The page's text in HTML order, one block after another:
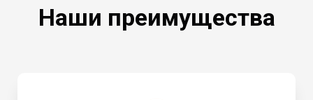
Наши преимущества